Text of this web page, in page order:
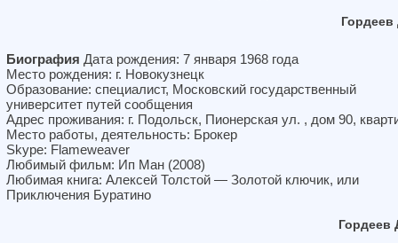
Биография Дата рождения: 7 января 1968 года
Место рождения: г. Новокузнецк
Образование: специалист, Московский государственный
университет путей сообщения
Адрес проживания: г. Подольск, Пионерская ул. , дом 90,
Место работы, деятельность: Брокер
Skype: Flameweaver
Любимый фильм: Ип Ман (2008)
Любимая книга: Алексей Толстой — Золотой ключик, или
Приключения Буратино
Гордеев